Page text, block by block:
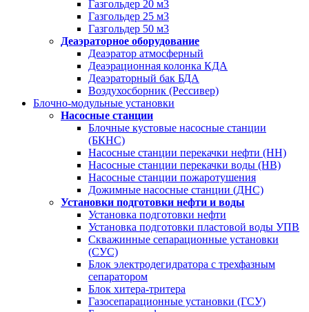
Газгольдер 20 м3
Газгольдер 25 м3
Газгольдер 50 м3
Деаэраторное оборудование
Деаэратор атмосферный
Деаэрационная колонка КДА
Деаэраторный бак БДА
Воздухосборник (Рессивер)
Блочно-модульные установки
Насосные станции
Блочные кустовые насосные станции
(БКНС)
Насосные станции перекачки нефти (НН)
Насосные станции перекачки воды (НВ)
Насосные станции пожаротушения
Дожимные насосные станции (ДНС)
Установки подготовки нефти и воды
Установка подготовки нефти
Установка подготовки пластовой воды УПВ
Скважинные сепарационные установки
(СУС)
Блок электродегидратора с трехфазным
сепаратором
Блок хитера-тритера
Газосепарационные установки (ГСУ)